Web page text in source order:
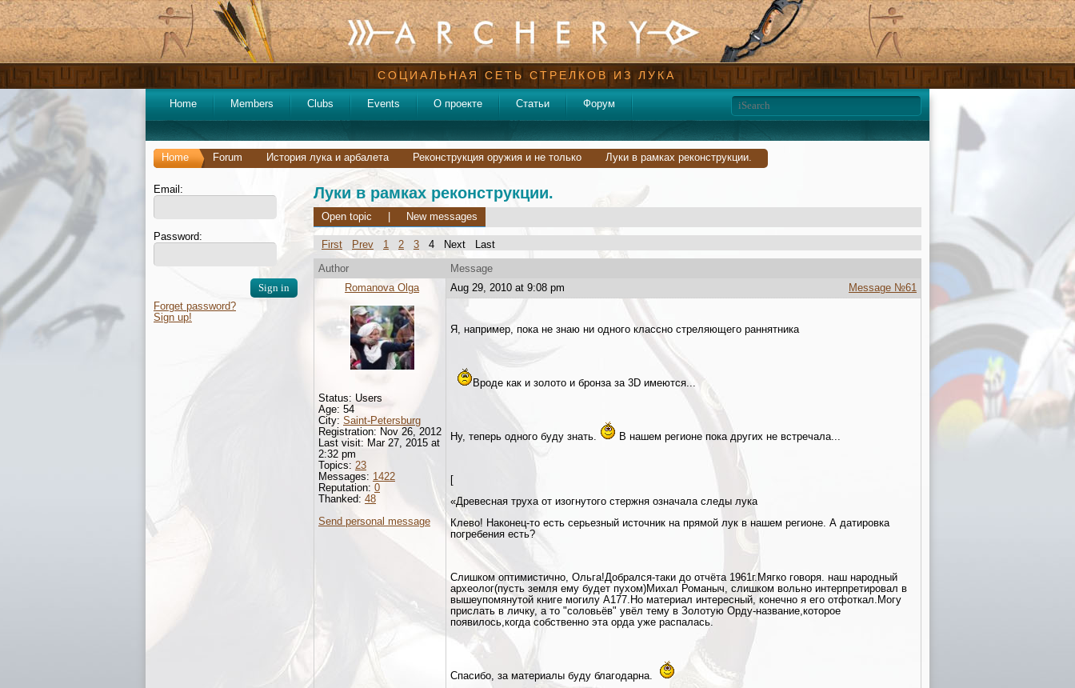
СОЦИАЛЬНАЯ СЕТЬ СТРЕЛКОВ ИЗ ЛУКА
Home Members Clubs Events О проекте Статьи Форум
Home Forum История лука и арбалета Реконструкция оружия и не только Луки в рамках реконструкции.
Email:
Password:
Forget password?
Sign up!
Луки в рамках реконструкции.
Open topic New messages
First Prev 1 2 3 4 Next Last
Author
Message
Message №61
Aug 29, 2010 at 9:08 pm
Я, например, пока не знаю ни одного классно стреляющего раннятника
Вроде как и золото и бронза за 3D имеются...
Ну, теперь одного буду знать. В нашем регионе пока других не встречала...
[
«Древесная труха от изогнутого стержня означала следы лука
Клево! Наконец-то есть серьезный источник на прямой лук в нашем регионе. А датировка
погребения есть?
Слишком оптимистично, Ольга!Добрался-таки до отчёта 1961г.Мягко говоря. наш народный
археолог(пусть земля ему будет пухом)Михал Романыч, слишком вольно интерпретировал в
вышеупомянутой книге могилу А177.Но материал интересный, конечно я его отфоткал.Могу
прислать в личку, а то "соловьёв" увёл тему в Золотую Орду-название,которое
появилось,когда собственно эта орда уже распалась.
Спасибо, за материалы буду благодарна.
Romanova Olga
Status: Users
Age: 54
City: Saint-Petersburg
Registration: Nov 26, 2012
Last visit: Mar 27, 2015 at
2:32 pm
Topics: 23
Messages: 1422
Reputation: 0
Thanked: 48
Send personal message